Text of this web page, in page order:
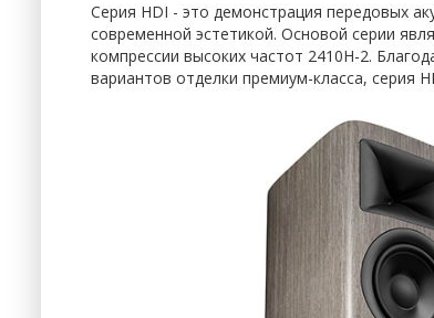
Серия HDI - это демонстрация передовых
современной эстетикой. Основой серии
компрессии высоких частот 2410H-2.
вариантов отделки премиум-класса, серия